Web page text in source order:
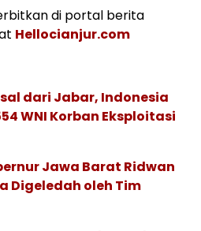
di portal berita
Hellocianjur.com
dari Jabar, Indonesia
WNI Korban Eksploitasi
Jawa Barat Ridwan
Digeledah oleh Tim